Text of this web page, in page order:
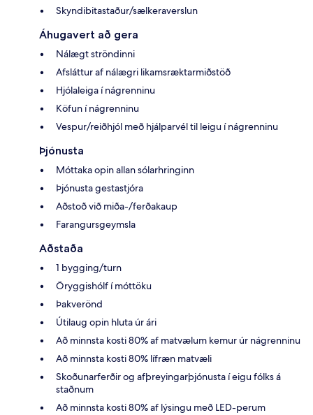
Skyndibitastaður/sælkeraverslun
Áhugavert að gera
Nálægt ströndinni
Afsláttur af nálægri likamsræktarmiðstöð
Hjólaleiga í nágrenninu
Köfun í nágrenninu
Vespur/reiðhjól með hjálparvél til leigu í nágrenninu
Þjónusta
Móttaka opin allan sólarhringinn
Þjónusta gestastjóra
Aðstoð við miða-/ferðakaup
Farangursgeymsla
Aðstaða
1 bygging/turn
Öryggishólf í móttöku
Þakverönd
Útilaug opin hluta úr ári
Að minnsta kosti 80% af matvælum kemur úr nágrenninu
Að minnsta kosti 80% lífræn matvæli
Skoðunarferðir og afþreyingarþjónusta í eigu fólks á
staðnum
Að minnsta kosti 80% af lýsingu með LED-perum